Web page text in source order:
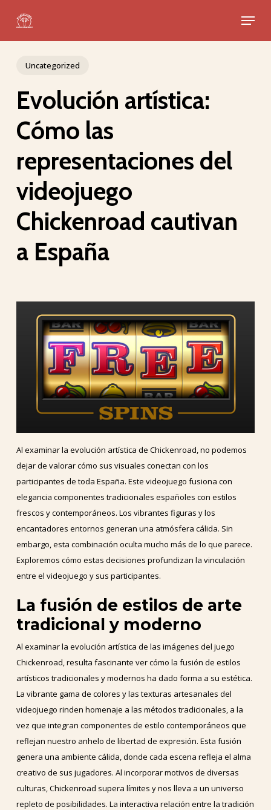
main
Menu
Uncategorized
Evolución artística:
Cómo las
representaciones del
videojuego
Chickenroad cautivan
a España
Al examinar la evolución artística de Chickenroad, no podemos
dejar de valorar cómo sus visuales conectan con los
participantes de toda España. Este videojuego fusiona con
elegancia componentes tradicionales españoles con estilos
frescos y contemporáneos. Los vibrantes figuras y los
encantadores entornos generan una atmósfera cálida. Sin
embargo, esta combinación oculta mucho más de lo que parece.
Exploremos cómo estas decisiones profundizan la vinculación
entre el videojuego y sus participantes.
La fusión de estilos de arte
tradicional y moderno
Al examinar la evolución artística de las imágenes del juego
Chickenroad, resulta fascinante ver cómo la fusión de estilos
artísticos tradicionales y modernos ha dado forma a su estética.
La vibrante gama de colores y las texturas artesanales del
videojuego rinden homenaje a las métodos tradicionales, a la
vez que integran componentes de estilo contemporáneos que
reflejan nuestro anhelo de libertad de expresión. Esta fusión
genera una ambiente cálida, donde cada escena refleja el alma
creativo de sus jugadores. Al incorporar motivos de diversas
culturas, Chickenroad supera límites y nos lleva a un universo
repleto de posibilidades. La interactiva relación entre la tradición